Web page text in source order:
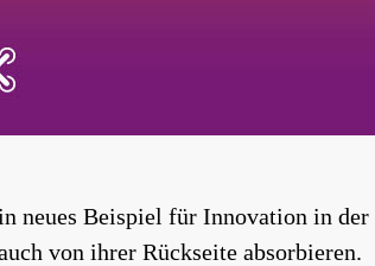
neues Beispiel für Innovation in
von ihrer Rückseite absorbieren.